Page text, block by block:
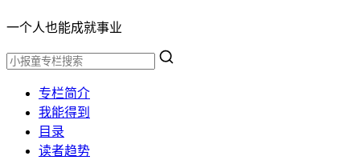
一个人也能成就事业
专栏简介
我能得到
目录
读者趋势